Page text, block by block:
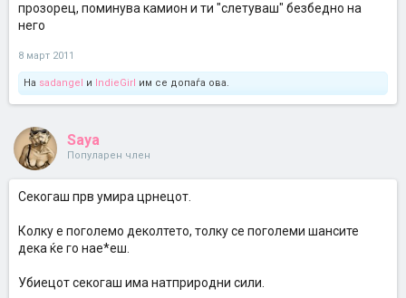
прозорец, поминува камион и ти "слетуваш" безбедно на
него
8 март 2011
На sadangel и IndieGirl им се допаѓа ова.
Saya
Популарен член
Секогаш прв умира црнецот.
Колку е поголемо деколтето, толку се поголеми шансите
дека ќе го нае*еш.
Убиецот секогаш има натприродни сили.